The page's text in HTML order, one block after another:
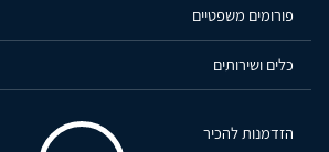
פורומים משפטיים
כלים ושירותים
הזדמנות להכיר